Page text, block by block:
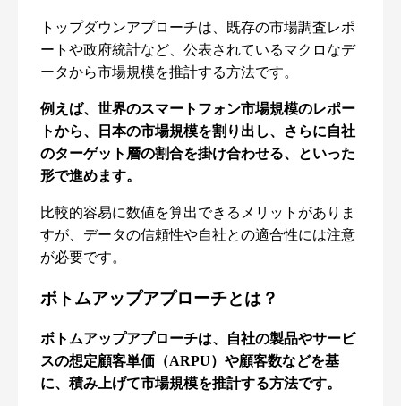
トップダウンアプローチは、既存の市場調査レポ
ートや政府統計など、公表されているマクロなデ
ータから市場規模を推計する方法です。
例えば、世界のスマートフォン市場規模のレポー
トから、日本の市場規模を割り出し、さらに自社
のターゲット層の割合を掛け合わせる、といった
形で進めます。
比較的容易に数値を算出できるメリットがありま
すが、データの信頼性や自社との適合性には注意
が必要です。
ボトムアップアプローチとは？
ボトムアップアプローチは、自社の製品やサービ
スの想定顧客単価（ARPU）や顧客数などを基
に、積み上げて市場規模を推計する方法です。